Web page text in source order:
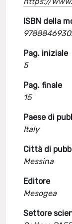
ISBN della
Pag. iniziale
5
Pag. finale
15
Paese di
Italy
Città di
Messina
Editore
Mesogea
Settore